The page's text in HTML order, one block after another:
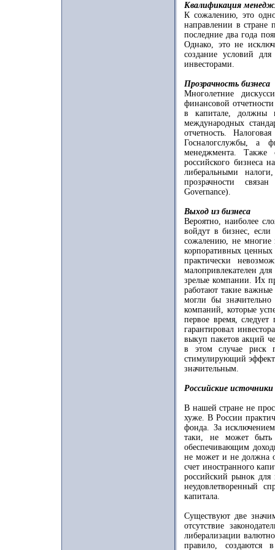
Квалификация
К сожалению, это
направлении в стране
последние два года
Однако, это не
создание условий
инвесторами.
Прозрачность бизнеса
Многолетние
финансовой
в капитале, должны
международных
отчетность.
Госналогслужбы, а
менеджмента. Также
российского бизнеса
либеральными
прозрачности
Governance).
Выход из бизнеса
Вероятно, наиболее
войдут в бизнес,
сожалению, не многие
корпоративных
практически
малопривлекателен
зрелые компании. Их
работают такие
могли бы
компаний, которые
первое время,
гарантировал
выкуп пакетов акций
в этом случае риск
стимулирующий
значительным.
Российские источники
В нашей стране не
хуже. В России
фонда. За
таки, не может быть
обеспечивающим
не может и не должна
счет иностранного
российский рынок
неудовлетворенный
капитала.
Существуют две
отсутствие
либерализации
правило,